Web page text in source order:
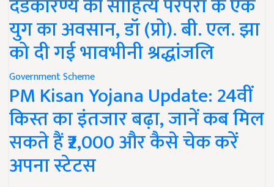
युग का अवसान, डॉ (प्रो). बी. एल. झा
को दी गई भावभीनी श्रद्धांजलि
Government Scheme
PM Kisan Yojana Update: 24वीं
किस्त का इंतजार बढ़ा, जानें कब मिल
सकते हैं ₹2,000 और कैसे चेक करें
अपना स्टेटस